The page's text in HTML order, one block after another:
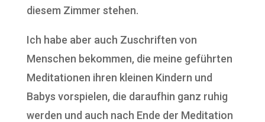
diesem Zimmer stehen.
Ich habe aber auch Zuschriften von
Menschen bekommen, die meine geführten
Meditationen ihren kleinen Kindern und
Babys vorspielen, die daraufhin ganz ruhig
werden und auch nach Ende der Meditation